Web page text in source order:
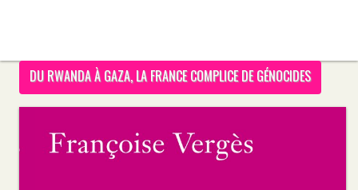
DU RWANDA À GAZA, LA FRANCE COMPLICE DE GÉNOCIDES